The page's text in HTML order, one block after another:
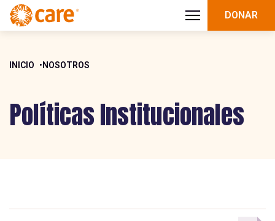
DONAR
INICIO NOSOTROS
Políticas Institucionales